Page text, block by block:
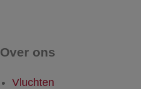
Over ons
Vluchten